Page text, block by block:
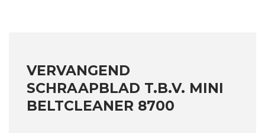
VERVANGEND
SCHRAAPBLAD T.B.V. MINI
BELTCLEANER 8700